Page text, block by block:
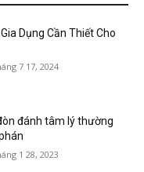
Dụng Cần Thiết Cho
7 17, 2024
đánh tâm lý thường
1 28, 2023